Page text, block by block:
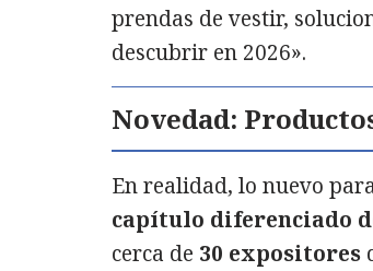
prendas de vestir,
descubrir en 2026».
Novedad:
En realidad, lo nuevo
capítulo diferenciado
cerca de 30 expositores